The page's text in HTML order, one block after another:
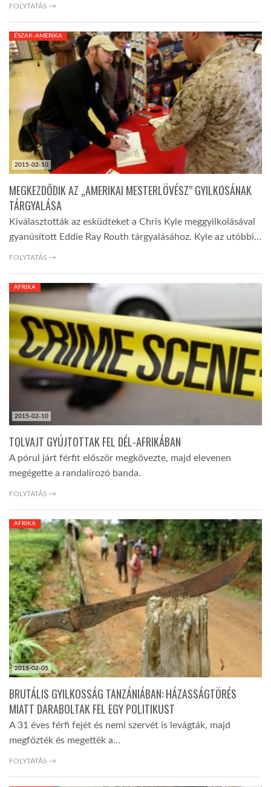
GLOBOTV BP
HÍR3D
TROPICALMAGAZIN
GLOBOTV
AFRIKA TUDÁSTÁR
A NAP SZÉPE
LINKTR.EE
GLOBOZSARU
DOBRAVERO.HU
LATIMO.HU
GLOBOBOOK
FOLYTATÁS →
2015-02-10
ÉSZAK-AMERIKA
MEGKEZDŐDIK AZ „AMERIKAI MESTERLÖVÉSZ” GYILKOSÁNAK
TÁRGYALÁSA
Kiválasztották az esküdteket a Chris Kyle meggyilkolásával
gyanúsított Eddie Ray Routh tárgyalásához. Kyle az utóbbi…
FOLYTATÁS →
2015-02-10
AFRIKA
TOLVAJT GYÚJTOTTAK FEL DÉL-AFRIKÁBAN
A pórul járt férfit először megkövezte, majd elevenen
megégette a randalírozó banda.
FOLYTATÁS →
2015-02-05
AFRIKA
BRUTÁLIS GYILKOSSÁG TANZÁNIÁBAN: HÁZASSÁGTÖRÉS
MIATT DARABOLTAK FEL EGY POLITIKUST
A 31 éves férfi fejét és nemi szervét is levágták, majd
megfőzték és megették a…
FOLYTATÁS →